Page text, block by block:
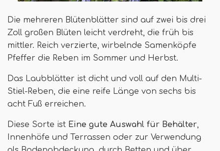
Die mehreren Blütenblätter sind auf zwei bis drei
Zoll großen Blüten leicht verdreht, die früh bis
mittler. Reich verzierte, wirbelnde Samenköpfe
Pfeffer die Reben im Sommer und Herbst.
Das Laubblätter ist dicht und voll auf den Multi-
Stiel-Reben, die eine reife Länge von sechs bis
acht Fuß erreichen.
Diese Sorte ist Eine gute Auswahl für Behälter,
Innenhöfe und Terrassen oder zur Verwendung